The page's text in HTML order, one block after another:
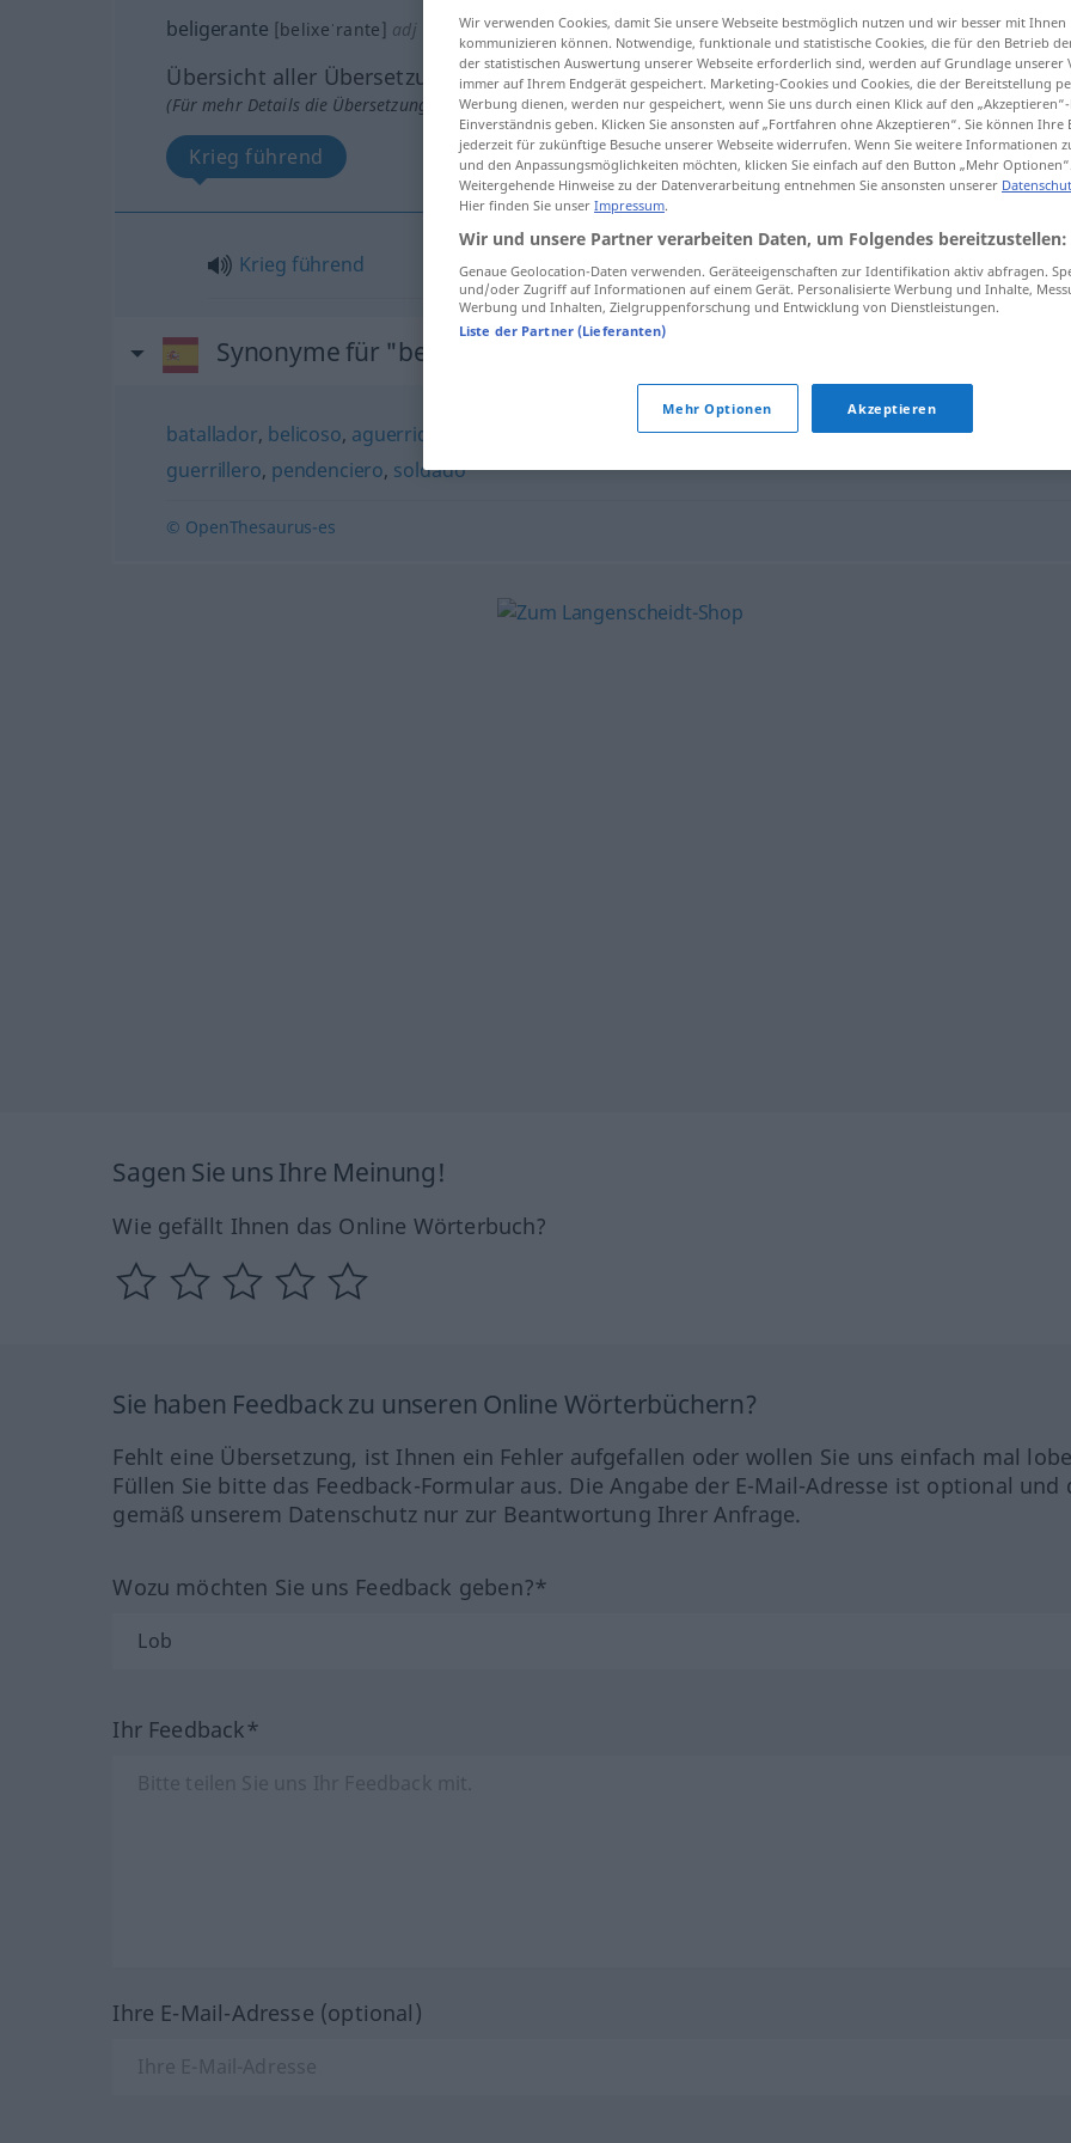
beligerante [belixeˈrante] adj
Übersicht aller Übersetzungen
(Für mehr Details die Übersetzung anklicken/antippen)
Krieg führend
Krieg führend beligerante
Synonyme für "beligerante"
batallador, belicoso, aguerrido campeador,combatiente,esgrimidor,guerrero
guerrillero, pendenciero, soldado
© OpenThesaurus-es
Sagen Sie uns Ihre Meinung!
Wie gefällt Ihnen das Online Wörterbuch?
Sie haben Feedback zu unseren Online Wörterbüchern?
Fehlt eine Übersetzung, ist Ihnen ein Fehler aufgefallen oder wollen Sie uns einfach mal
Füllen Sie bitte das Feedback-Formular aus. Die Angabe der E-Mail-Adresse ist optional und
gemäß unserem Datenschutz nur zur Beantwortung Ihrer Anfrage.
Wozu möchten Sie uns Feedback geben?*
Ihr Feedback*
Ihre E-Mail-Adresse (optional)
Wir verwenden Cookies, damit Sie unsere Webseite bestmöglich nutzen und wir besser mit Ihnen
kommunizieren können. Notwendige, funktionale und statistische Cookies, die für den Betrieb
der statistischen Auswertung unserer Webseite erforderlich sind, werden auf Grundlage unserer
immer auf Ihrem Endgerät gespeichert. Marketing-Cookies und Cookies, die der Bereitstellung
Werbung dienen, werden nur gespeichert, wenn Sie uns durch einen Klick auf den
Einverständnis geben. Klicken Sie ansonsten auf „Fortfahren ohne Akzeptieren“. Sie können Ihre
jederzeit für zukünftige Besuche unserer Webseite widerrufen. Wenn Sie weitere Informationen
und den Anpassungsmöglichkeiten möchten, klicken Sie einfach auf den Button „Mehr Optionen“.
Weitergehende Hinweise zu der Datenverarbeitung entnehmen Sie ansonsten unserer
Hier finden Sie unser Impressum.
Wir und unsere Partner verarbeiten Daten, um Folgendes bereitzustellen:
Genaue Geolocation-Daten verwenden. Geräteeigenschaften zur Identifikation aktiv abfragen.
und/oder Zugriff auf Informationen auf einem Gerät. Personalisierte Werbung und Inhalte,
Werbung und Inhalten, Zielgruppenforschung und Entwicklung von Dienstleistungen.
Liste der Partner (Lieferanten)
Mehr Optionen Akzeptieren